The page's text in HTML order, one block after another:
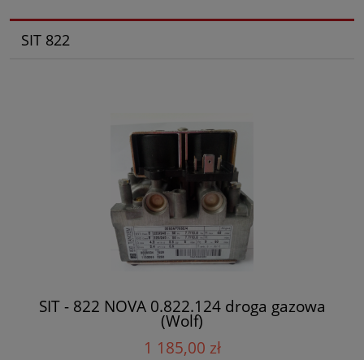
SIT 822
SIT - 822 NOVA 0.822.124 droga gazowa
(Wolf)
1 185,00 zł